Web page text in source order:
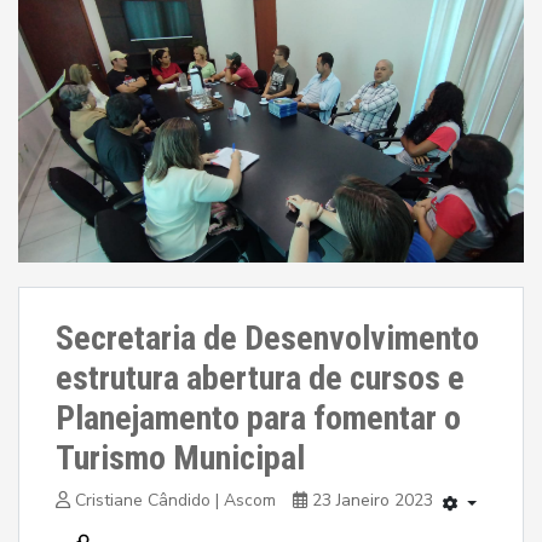
Secretaria de Desenvolvimento
estrutura abertura de cursos e
Planejamento para fomentar o
Turismo Municipal
Cristiane Cândido | Ascom 23 Janeiro 2023